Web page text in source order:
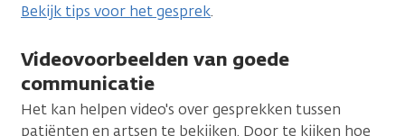
Bekijk tips voor het gesprek.
Videovoorbeelden van goede
communicatie
Het kan helpen video's over gesprekken tussen
patiënten en artsen te bekijken. Door te kijken hoe